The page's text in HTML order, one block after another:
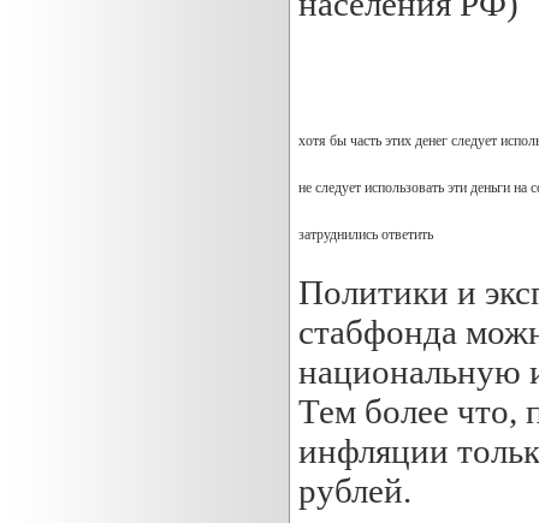
хотя бы часть этих денег следует
не следует использовать эти деньги
затруднились ответить
Политики и
cтабфонда
национальную
Тем более что,
инфляции
рублей.